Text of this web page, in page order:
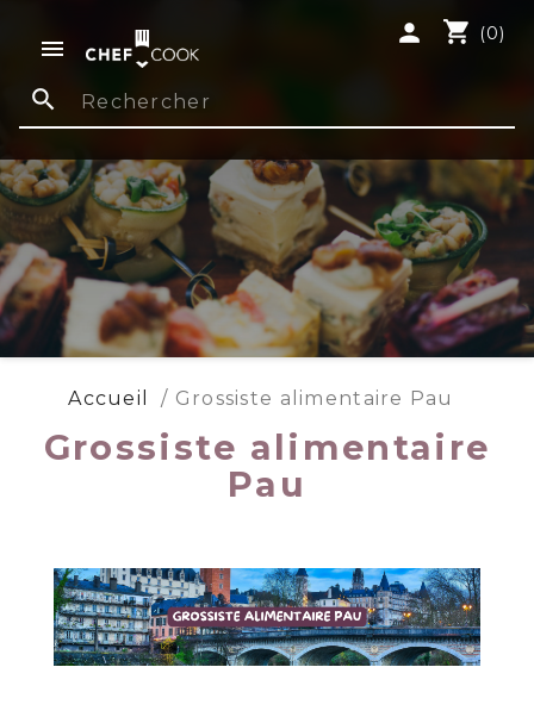

shopping_cart (0)
person
search
Accueil Grossiste alimentaire Pau
Grossiste alimentaire
Pau